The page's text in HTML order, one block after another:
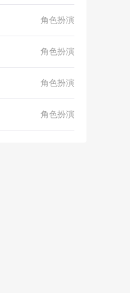
角色扮演
角色扮演
角色扮演
角色扮演